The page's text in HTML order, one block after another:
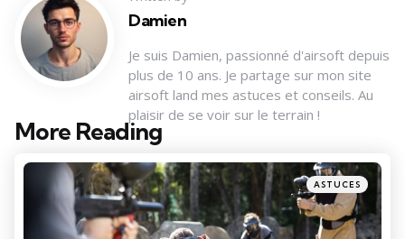
Damien
Je suis Damien, passionné d'airsoft depuis
plus de 10 ans. Je partage sur mon site
airsoft land mes astuces et conseils. Au
plaisir de se voir sur le terrain !
More Reading
Post
navigation
Posted
in
ASTUCES